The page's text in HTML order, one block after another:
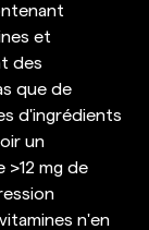
et
des
que de
d'ingrédients
un
>12 mg de
n'en